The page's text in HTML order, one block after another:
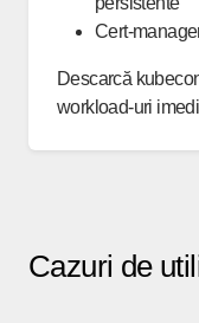
Cert-
Descarcă
workload-uri
Cazuri de